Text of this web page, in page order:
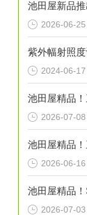
2026-06-25
紫外幅射照
2024-06-17
2026-07-08
2026-06-16
2026-07-03